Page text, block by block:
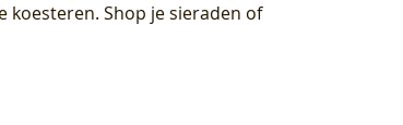
koesteren. Shop je sieraden of